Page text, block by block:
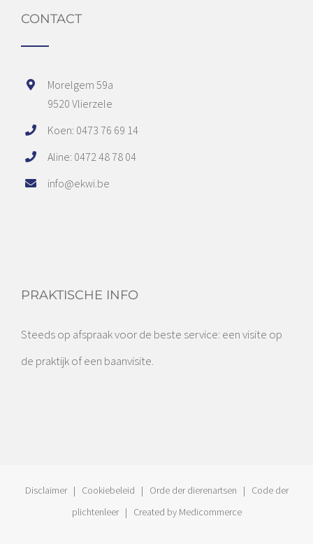
CONTACT
Morelgem 59a
9520 Vlierzele
Koen: 0473 76 69 14
Aline: 0472 48 78 04
info@ekwi.be
PRAKTISCHE INFO
Steeds op afspraak voor de beste service: een visite op
de praktijk of een baanvisite.
Disclaimer| Cookiebeleid | Orde der dierenartsen | Code der
plichtenleer| Created by Medicommerce